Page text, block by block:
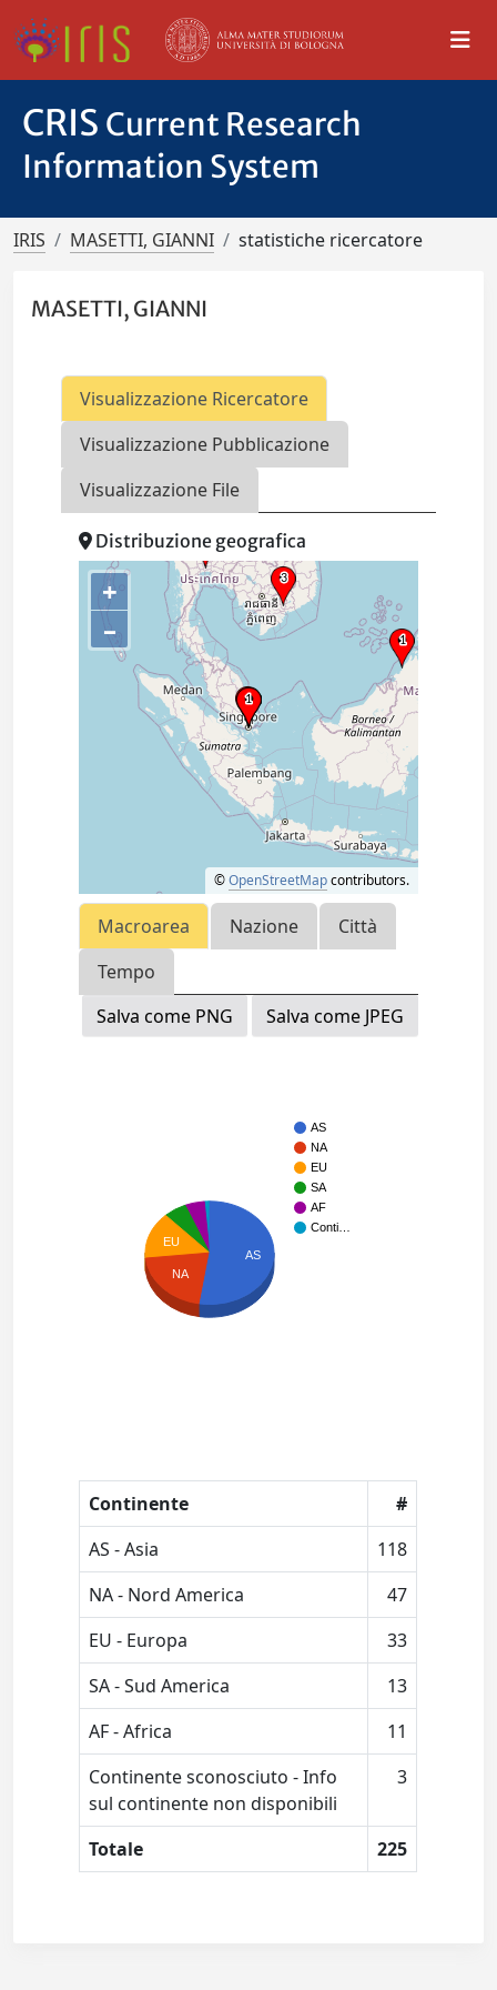
CRIS Current Research
Information System
IRIS MASETTI, GIANNI statistiche ricercatore
MASETTI, GIANNI
Visualizzazione Ricercatore
Visualizzazione Pubblicazione
Visualizzazione File
Distribuzione geografica
+
–
©OpenStreetMapcontributors.
Macroarea Nazione
Città
Tempo
Salva come PNG
Salva come JPEG
AS
NA
EU
SA
AF
Conti…
EU
NA
AS
Continente
#
AS - Asia
118
NA - Nord America
47
EU - Europa
33
SA - Sud America
13
AF - Africa
11
Continente sconosciuto - Info
sul continente non disponibili
3
Totale 225